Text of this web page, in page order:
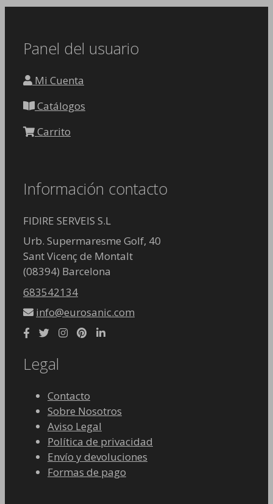
Panel del usuario
Mi Cuenta
Catálogos
Carrito
Información contacto
FIDIRE SERVEIS S.L
Urb. Supermaresme Golf, 40
Sant Vicenç de Montalt
(08394) Barcelona
683542134
info@eurosanic.com
Legal
Contacto
Sobre Nosotros
Aviso Legal
Política de privacidad
Envío y devoluciones
Formas de pago